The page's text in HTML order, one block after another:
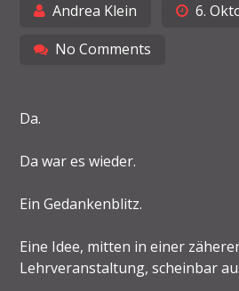
Andrea Klein
6.
No Comments
Da.
Da war es wieder.
Ein Gedankenblitz.
Eine Idee, mitten in einer
Lehrveranstaltung, scheinbar